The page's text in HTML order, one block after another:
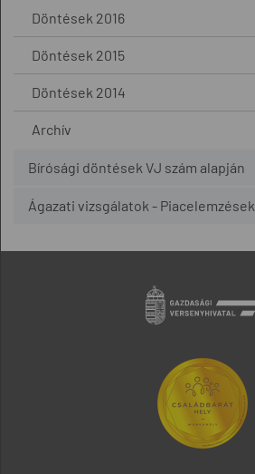
Döntések 2016
Döntések 2015
Döntések 2014
Archív
Bírósági döntések VJ szám alapján
Ágazati vizsgálatok - Piacelemzések